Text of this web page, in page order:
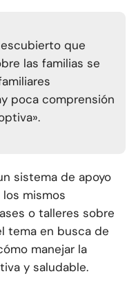
que
las familias se
poca comprensión
sistema de apoyo
mismos
o talleres sobre
tema en busca de
manejar la
y saludable.